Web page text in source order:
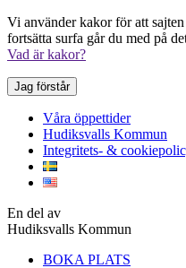
Vi använder kakor för att
fortsätta surfa går du med på
Vad är kakor?
Jag förstår
Våra öppettider
Hudiksvalls Kommun
Integritets- &
En del av
Hudiksvalls Kommun
BOKA PLATS